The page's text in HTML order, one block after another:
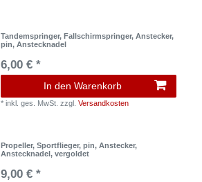
Tandemspringer, Fallschirmspringer, Anstecker,
pin, Anstecknadel
6,00 € *
In den Warenkorb
*inkl. ges. MwSt. zzgl.Versandkosten
Propeller, Sportflieger, pin, Anstecker,
Anstecknadel, vergoldet
9,00 € *